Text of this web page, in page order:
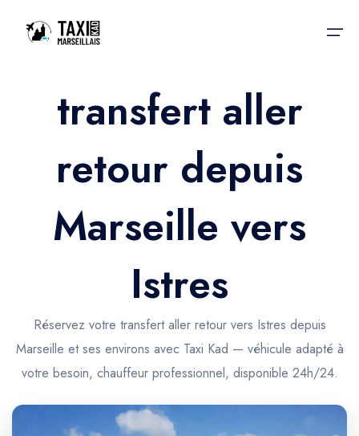
Accueil
Nos services
Nos services
Trajet Gare SNCF
Trajet Port croisière
Trajet Séminaire
Trajet Santé
Trajet Longue Distance
Réservation
Actualités & évènements
Contactez-nous
transfert aller
retour depuis
Marseille vers
Istres
Réservez votre transfert aller retour vers Istres depuis
Marseille et ses environs avec Taxi Kad — véhicule adapté à
votre besoin, chauffeur professionnel, disponible 24h/24.